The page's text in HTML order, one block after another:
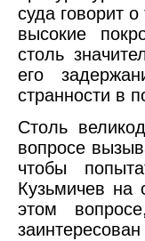
суда говорит
высокие
столь
его
странности в
Столь
вопросе
чтобы
Кузьмичев на
этом